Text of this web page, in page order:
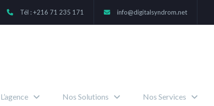
Tél : +216 71 235 171 info@digitalsyndrom.net
L’agence Nos Solutions Nos Services